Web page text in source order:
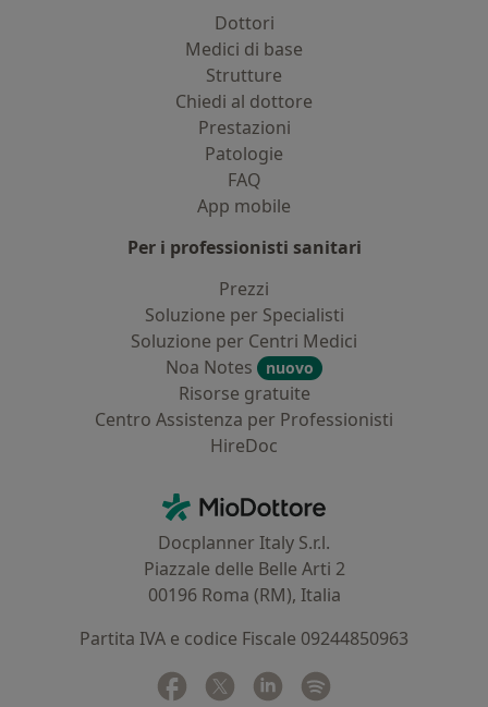
Dottori
Medici di base
Strutture
Chiedi al dottore
Prestazioni
Patologie
FAQ
App mobile
Per i professionisti sanitari
Prezzi
Soluzione per Specialisti
Soluzione per Centri Medici
Noa Notes
nuovo
Risorse gratuite
Centro Assistenza per Professionisti
HireDoc
MioDottore - Homepage
Docplanner Italy S.r.l.
Piazzale delle Belle Arti 2
00196 Roma (RM), Italia
Partita IVA e codice Fiscale 09244850963
Facebook
si apre in una nuova scheda
Twitter
si apre in una nuova scheda
Linkedin
si apre in una nuova